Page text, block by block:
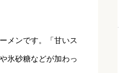
メンです。「甘いス
氷砂糖などが加わっ